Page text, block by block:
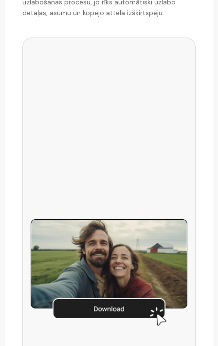
uzlabošanas procesu, jo rīks automātiski uzlabo
detaļas, asumu un kopējo attēla izšķirtspēju.